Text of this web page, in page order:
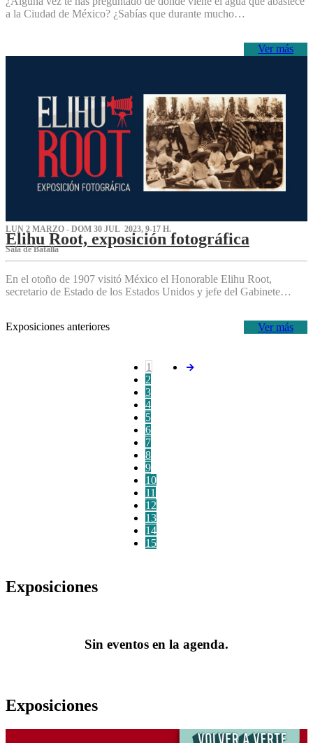
a la Ciudad de México? ¿Sabías que durante mucho…
Ver más
LUN 2 MARZO - DOM 30 JUL 2023, 9-17 H.
Elihu Root, exposición fotográfica
Sala de Batalla
En el otoño de 1907 visitó México el Honorable Elihu Root,
secretario de Estado de los Estados Unidos y jefe del Gabinete…
Ver más
Exposiciones anteriores
1
2
3
4
5
6
7
8
9
10
11
12
13
14
15
Exposiciones
Sin eventos en la agenda.
Exposiciones